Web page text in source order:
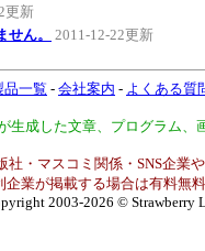
更新
ん。
2011-12-22更新
品一覧 - 会社案内 - よくある質
生成した文章、プログラム
社・マスコミ関係・SNS企業
企業が掲載する場合は有料無
2003-2026 © Strawberry